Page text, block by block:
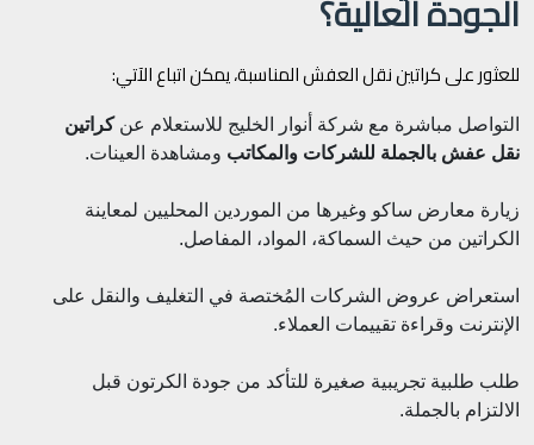
الجودة العالية؟
للعثور على كراتين نقل العفش المناسبة، يمكن اتباع الآتي:
التواصل مباشرة مع شركة أنوار الخليج للاستعلام عنكراتين
نقل عفش بالجملة للشركات والمكاتب ومشاهدة العينات.
زيارة معارض ساكو وغيرها من الموردين المحليين لمعاينة
الكراتين من حيث السماكة، المواد، المفاصل.
استعراض عروض الشركات المُختصة في التغليف والنقل على
الإنترنت وقراءة تقييمات العملاء.
طلب طلبية تجريبية صغيرة للتأكد من جودة الكرتون قبل
الالتزام بالجملة.